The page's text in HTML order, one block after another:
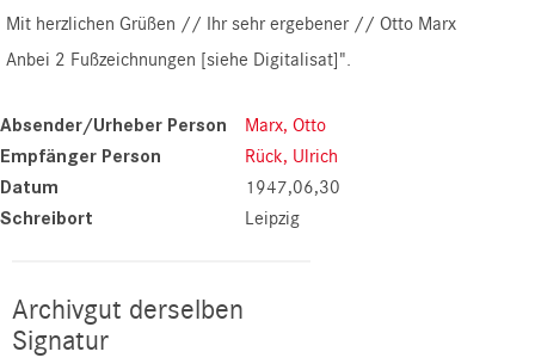
Mit herzlichen Grüßen // Ihr sehr ergebener // Otto Marx
Anbei 2 Fußzeichnungen [siehe Digitalisat]".
Absender/Urheber Person Marx, Otto
Empfänger Person Rück, Ulrich
Datum 1947,06,30
Schreibort Leipzig
Archivgut derselben
Signatur